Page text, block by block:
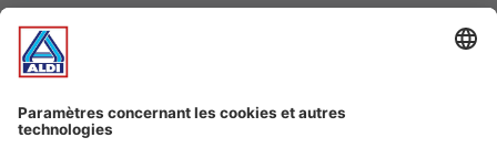
Offres
Infos essentielles